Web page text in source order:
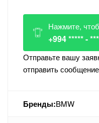
Нажмите,
+994 ***** - ***
Отправьте вашу
отправить сообщение
Бренды:BMW